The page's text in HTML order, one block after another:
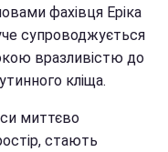
фахівця Еріка
супроводжується
вразливістю до
кліща.
миттєво
стають